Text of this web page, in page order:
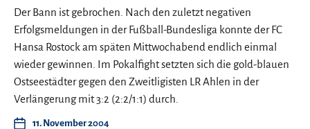
Der Bann ist gebrochen. Nach den zuletzt negativen
Erfolgsmeldungen in der Fußball-Bundesliga konnte der FC
Hansa Rostock am späten Mittwochabend endlich einmal
wieder gewinnen. Im Pokalfight setzten sich die gold-blauen
Ostseestädter gegen den Zweitligisten LR Ahlen in der
Verlängerung mit 3:2 (2:2/1:1) durch.
11. November 2004